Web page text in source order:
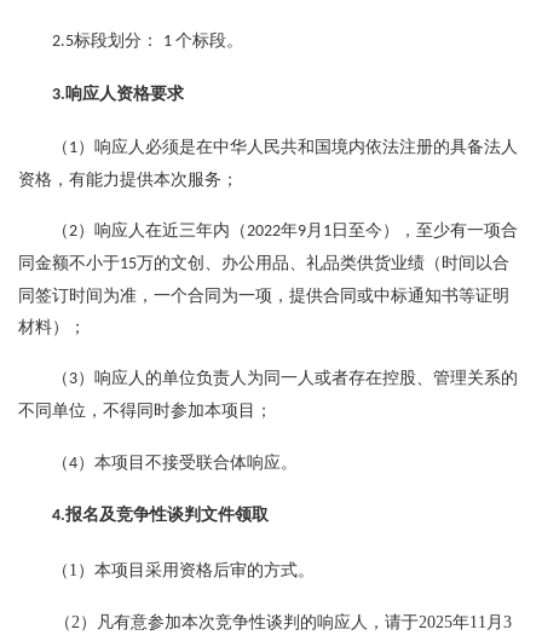
2.5标段划分： 1 个标段。
3.响应人资格要求
（ 1）响应人必须是在中华人民共和国境内依法注册的具备法人
资格，有能力提供本次服务；
（2）响应人在近三年内（2022年9月 1 日至今），至少有一项合
同金额不小于15万的文创、办公用品、礼品类供货业绩（时间以合
同签订时间为准，一个合同为一项，提供合同或中标通知书等证明
材料）；
（ 3）响应人的单位负责人为同一人或者存在控股、管理关系的
不同单位，不得同时参加本项目 ；
（4）本项目不接受联合体响应。
4.报名及竞争性谈判文件领取
（ 1）本项目采用资格后审的方式。
（2） 凡有意参加本次竞争性谈判的响应人，请于2025年11 月 3